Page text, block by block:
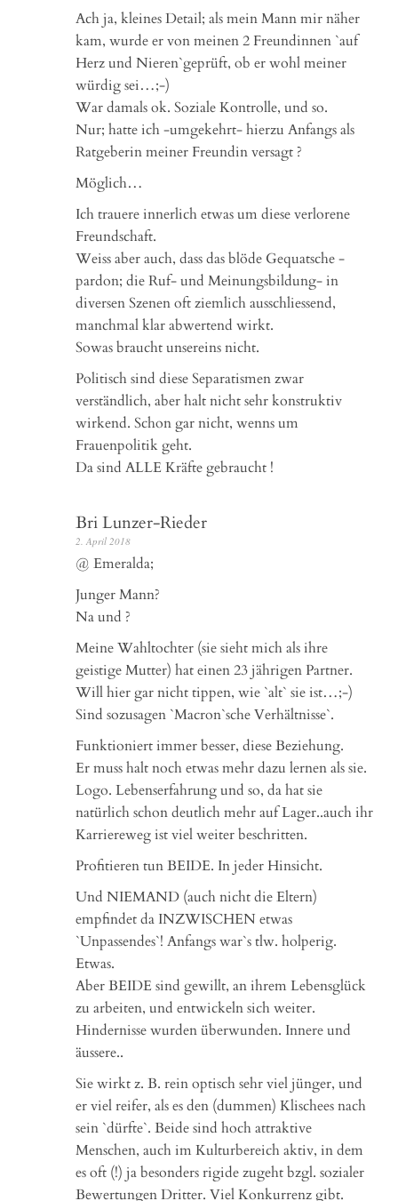
Ach ja, kleines Detail; als mein Mann mir näher
kam, wurde er von meinen 2 Freundinnen `auf
Herz und Nieren`geprüft, ob er wohl meiner
würdig sei…;-)
War damals ok. Soziale Kontrolle, und so.
Nur; hatte ich -umgekehrt- hierzu Anfangs als
Ratgeberin meiner Freundin versagt ?
Möglich…
Ich trauere innerlich etwas um diese verlorene
Freundschaft.
Weiss aber auch, dass das blöde Gequatsche -
pardon; die Ruf- und Meinungsbildung- in
diversen Szenen oft ziemlich ausschliessend,
manchmal klar abwertend wirkt.
Sowas braucht unsereins nicht.
Politisch sind diese Separatismen zwar
verständlich, aber halt nicht sehr konstruktiv
wirkend. Schon gar nicht, wenns um
Frauenpolitik geht.
Da sind ALLE Kräfte gebraucht !
Bri Lunzer-Rieder
2. April 2018
@ Emeralda;
Junger Mann?
Na und ?
Meine Wahltochter (sie sieht mich als ihre
geistige Mutter) hat einen 23 jährigen Partner.
Will hier gar nicht tippen, wie `alt` sie ist…;-)
Sind sozusagen `Macron`sche Verhältnisse`.
Funktioniert immer besser, diese Beziehung.
Er muss halt noch etwas mehr dazu lernen als sie.
Logo. Lebenserfahrung und so, da hat sie
natürlich schon deutlich mehr auf Lager..auch ihr
Karriereweg ist viel weiter beschritten.
Profitieren tun BEIDE. In jeder Hinsicht.
Und NIEMAND (auch nicht die Eltern)
empfindet da INZWISCHEN etwas
`Unpassendes`! Anfangs war`s tlw. holperig.
Etwas.
Aber BEIDE sind gewillt, an ihrem Lebensglück
zu arbeiten, und entwickeln sich weiter.
Hindernisse wurden überwunden. Innere und
äussere..
Sie wirkt z. B. rein optisch sehr viel jünger, und
er viel reifer, als es den (dummen) Klischees nach
sein `dürfte`. Beide sind hoch attraktive
Menschen, auch im Kulturbereich aktiv, in dem
es oft (!) ja besonders rigide zugeht bzgl. sozialer
Bewertungen Dritter. Viel Konkurrenz gibt.